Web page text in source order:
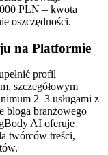
PLN – kwota
oszczędności.
na Platformie
profil
szczegółowym
2–3 usługami z
bloga branżowego
AI oferuje
twórców treści,